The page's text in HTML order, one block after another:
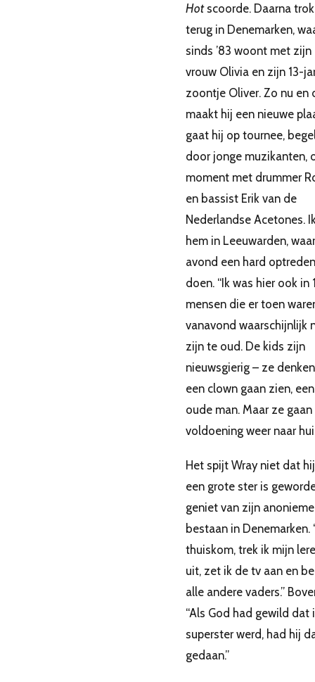
Hotscoorde. Daarna
terug in Denemarken,
sinds ’83 woont met zijn
vrouw Olivia en zijn 13-
zoontje Oliver. Zo nu en
maakt hij een nieuwe
gaat hij op tournee,
door jonge muzikanten,
moment met drummer
en bassist Erik van de
Nederlandse Acetones.
hem in Leeuwarden,
avond een hard
doen. “Ik was hier ook in
mensen die er toen
vanavond waarschijnlijk
zijn te oud. De kids zijn
nieuwsgierig – ze
een clown gaan zien,
oude man. Maar ze
voldoening weer naar
Het spijt Wray niet dat
een grote ster is
geniet van zijn anonieme
bestaan in Denemarken.
thuiskom, trek ik mijn
uit, zet ik de tv aan en
alle andere vaders.”
“Als God had gewild dat
superster werd, had hij
gedaan.”